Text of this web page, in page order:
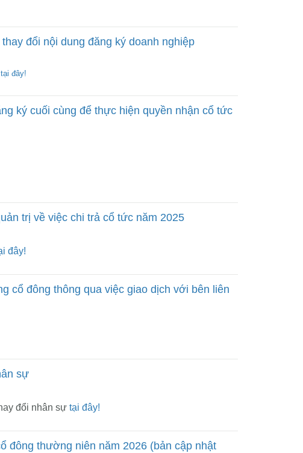
đổi nội dung đăng ký doanh nghiệp
tại đây!
ký cuối cùng để thực hiện quyền nhận cổ tức
trị về việc chi trả cổ tức năm 2025
đây!
cổ đông thông qua việc giao dịch với bên liên
sự
đổi nhân sự tại đây!
đông thường niên năm 2026 (bản cập nhật